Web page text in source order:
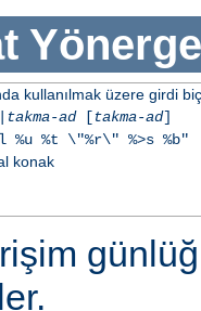
kullanılmak üzere girdi
takma-ad[takma-ad]
%u %t \"%r\" %>s %b"
konak